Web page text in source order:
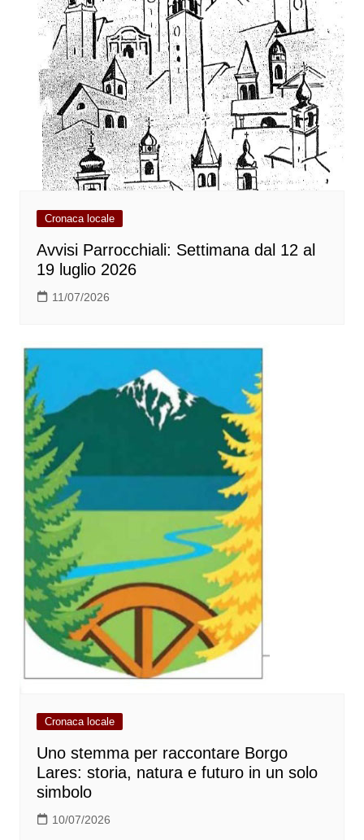
Cronaca locale
Avvisi Parrocchiali: Settimana dal 12 al
19 luglio 2026
11/07/2026
Cronaca locale
Uno stemma per raccontare Borgo
Lares: storia, natura e futuro in un solo
simbolo
10/07/2026